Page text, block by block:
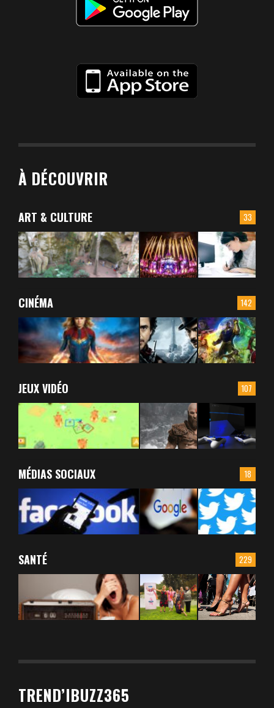
À DÉCOUVRIR
33
ART & CULTURE
142
CINÉMA
107
JEUX VIDÉO
18
MÉDIAS SOCIAUX
229
SANTÉ
TREND’IBUZZ365